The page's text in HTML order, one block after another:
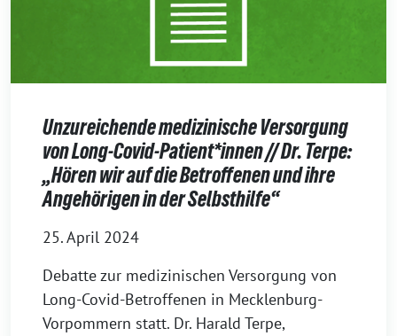
Unzureichende medizinische Versorgung
von Long-Covid-Patient*innen // Dr. Terpe:
„Hören wir auf die Betroffenen und ihre
Angehörigen in der Selbsthilfe“
25. April 2024
Debatte zur medizinischen Versorgung von
Long-Covid-Betroffenen in Mecklenburg-
Vorpommern statt. Dr. Harald Terpe,